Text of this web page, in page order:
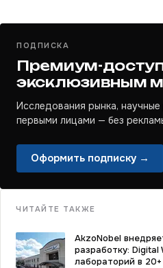
ПОДПИСКА
Премиум-
эксклюзивным
Исследования рынка,
первыми лицами — без
Оформить подписку →
ЧИТАЙТЕ ТАКЖЕ
AkzoNobel
разработку:
лабораторий в